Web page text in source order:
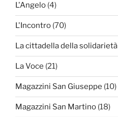
L'Angelo (4)
L'Incontro (70)
La cittadella della solidarietà
La Voce (21)
Magazzini San Giuseppe (10)
Magazzini San Martino (18)